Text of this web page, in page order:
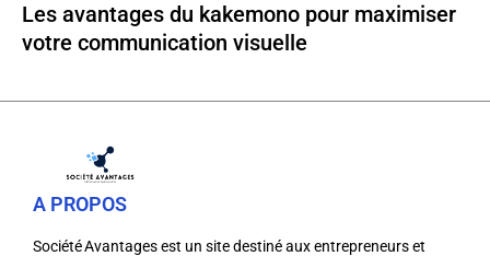
Les avantages du kakemono pour maximiser
votre communication visuelle
A PROPOS
Société Avantages est un site destiné aux entrepreneurs et